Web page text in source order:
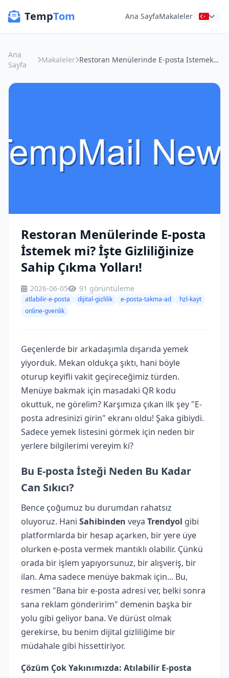
TempTom Ana SayfaMakaleler
Ana
Sayfa
Makaleler Restoran Menülerinde E-posta İstemek mi? İşte Gizliliğinize Sahip Çıkma Yolları!
Restoran Menülerinde E-posta
İstemek mi? İşte Gizliliğinize
Sahip Çıkma Yolları!
2026-06-05 91 görüntüleme
atlabilir-e-posta dijital-gizlilik e-posta-takma-ad
hzl-kayt
online-gvenlik
Geçenlerde bir arkadaşımla dışarıda yemek
yiyorduk. Mekan oldukça şıktı, hani böyle
oturup keyifli vakit geçireceğimiz türden.
Menüye bakmak için masadaki QR kodu
okuttuk, ne görelim? Karşımıza çıkan ilk şey "E-
posta adresinizi girin" ekranı oldu! Şaka gibiydi.
Sadece yemek listesini görmek için neden bir
yerlere bilgilerimi vereyim ki?
Bu E-posta İsteği Neden Bu Kadar
Can Sıkıcı?
Bence çoğumuz bu durumdan rahatsız
oluyoruz. Hani Sahibinden veya Trendyol gibi
platformlarda bir hesap açarken, bir yere üye
olurken e-posta vermek mantıklı olabilir. Çünkü
orada bir işlem yapıyorsunuz, bir alışveriş, bir
ilan. Ama sadece menüye bakmak için... Bu,
resmen "Bana bir e-posta adresi ver, belki sonra
sana reklam gönderirim" demenin başka bir
yolu gibi geliyor bana. Ve dürüst olmak
gerekirse, bu benim dijital gizliliğime bir
müdahale gibi hissettiriyor.
Çözüm Çok Yakınımızda: Atılabilir E-posta